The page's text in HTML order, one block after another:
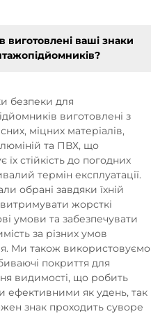
виготовлені ваші знаки
безпеки для
виготовлені з
міцних матеріалів,
та ПВХ, що
їх стійкість до погодних
термін експлуатації.
обрані завдяки їхній
витримувати жорсткі
умови та забезпечувати
за різних умов
Ми також використовуємо
покриття для
видимості, що робить
ефективними як удень, так
знак проходить суворе